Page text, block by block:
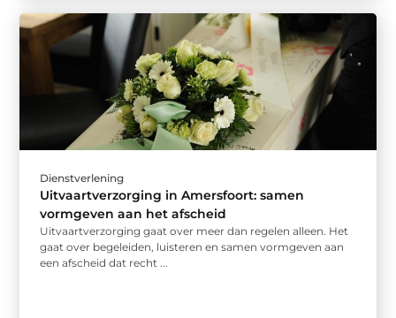
Dienstverlening
Uitvaartverzorging in Amersfoort: samen
vormgeven aan het afscheid
Uitvaartverzorging gaat over meer dan regelen alleen. Het
gaat over begeleiden, luisteren en samen vormgeven aan
een afscheid dat recht ...